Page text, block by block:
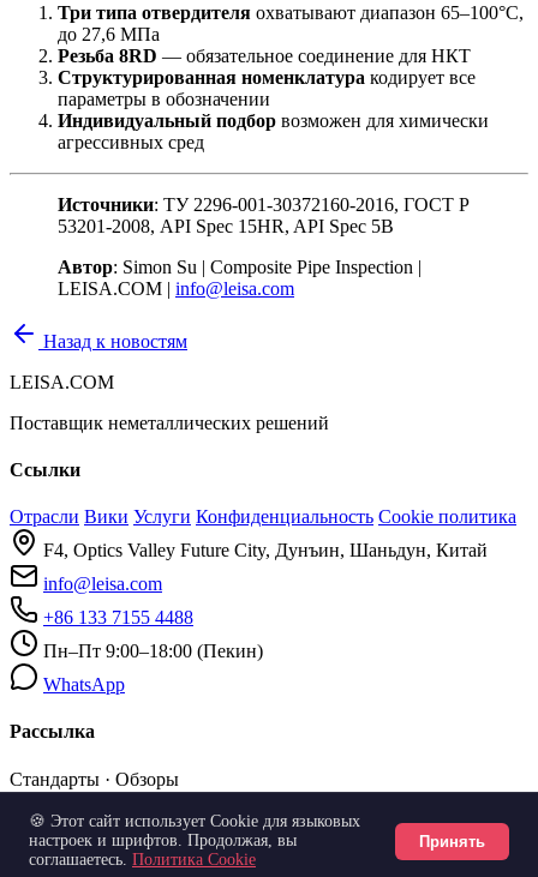
Три типа отвердителя охватывают диапазон 65–100°C,
до 27,6 МПа
Резьба 8RD — обязательное соединение для НКТ
Структурированная номенклатура кодирует все
параметры в обозначении
Индивидуальный подбор возможен для химически
агрессивных сред
Источники: ТУ 2296-001-30372160-2016, ГОСТ Р
53201-2008, API Spec 15HR, API Spec 5B
Автор: Simon Su | Composite Pipe Inspection |
LEISA.COM | info@leisa.com
Назад к новостям
LEISA.COM
Поставщик неметаллических решений
Ссылки
Отрасли Вики Услуги Конфиденциальность Cookie политика
F4, Optics Valley Future City, Дунъин, Шаньдун, Китай
info@leisa.com
+86 133 7155 4488
Пн–Пт 9:00–18:00 (Пекин)
WhatsApp
Рассылка
Стандарты · Обзоры
Подписаться
© 2026 LEISA.COM · 雷萨技术
🍪 Этот сайт использует Cookie для языковых
настроек и шрифтов. Продолжая, вы
соглашаетесь. Политика Cookie
Принять